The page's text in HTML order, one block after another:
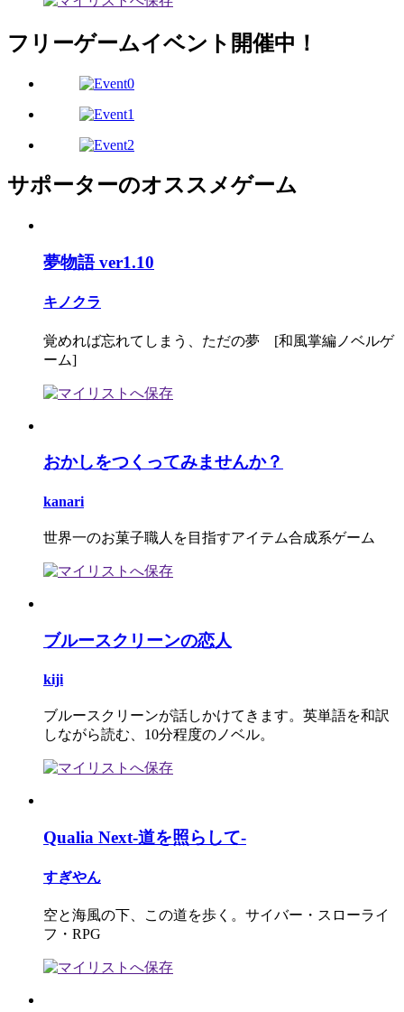
フリーゲームイベント開催中！
サポーターのオススメゲーム
夢物語 ver1.10
キノクラ
覚めれば忘れてしまう、ただの夢 [和風掌編ノベルゲ
ーム]
おかしをつくってみませんか？
kanari
世界一のお菓子職人を目指すアイテム合成系ゲーム
ブルースクリーンの恋人
kiji
ブルースクリーンが話しかけてきます。英単語を和訳
しながら読む、10分程度のノベル。
Qualia Next-道を照らして-
すぎやん
空と海風の下、この道を歩く。サイバー・スローライ
フ・RPG